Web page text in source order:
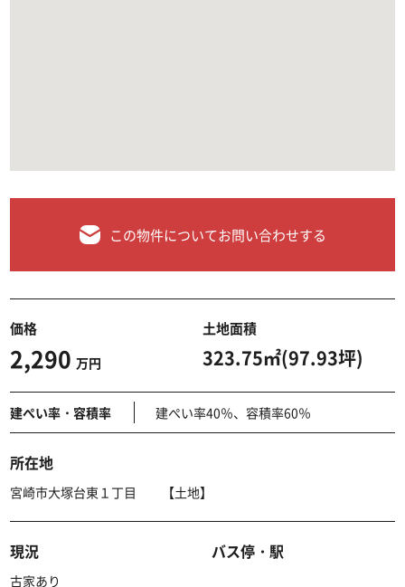
この物件についてお問い合わせする
価格
2,290 万円
土地面積
323.75㎡(97.93坪)
建ぺい率・容積率 建ぺい率40％、容積率60％
所在地
宮崎市大塚台東１丁目 【土地】
現況
古家あり
バス停・駅